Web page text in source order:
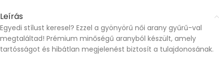
Leírás
Egyedi stílust keresel? Ezzel a gyönyörű női arany gyűrű-val
megtaláltad! Prémium minőségű aranyból készült, amely
tartósságot és hibátlan megjelenést biztosít a tulajdonosának.